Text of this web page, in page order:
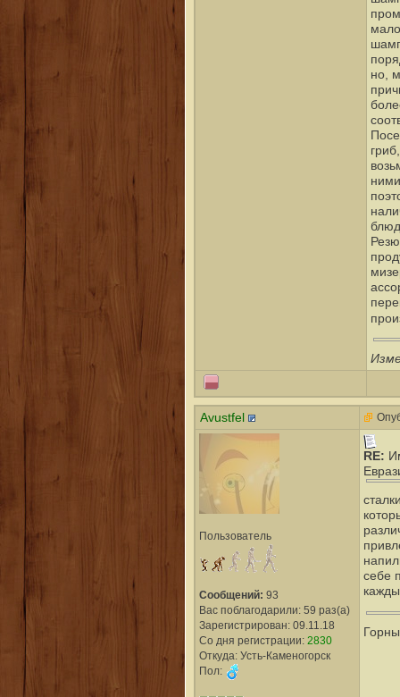
но,
Avustfel
Пользователь
Сообщений: 93
Вас поблагодарили: 59 раз(а)
Зарегистрирован: 09.11.18
Со дня регистрации: 2830
Откуда: Усть-Каменогорск
Пол:
RE:
себе